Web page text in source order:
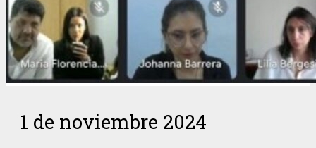
1 de noviembre 2024